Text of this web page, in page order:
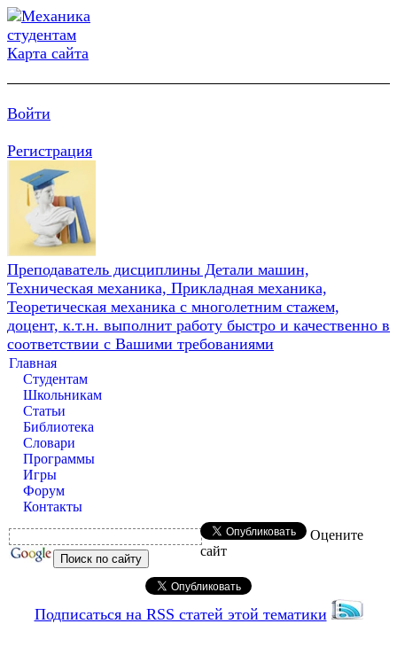
Карта сайта
Войти
Регистрация
Преподаватель дисциплины Детали машин,
Техническая механика, Прикладная механика,
Теоретическая механика с многолетним стажем,
доцент, к.т.н. выполнит работу быстро и качественно в
соответствии с Вашими требованиями
Главная
Студентам
Школьникам
Статьи
Библиотека
Словари
Программы
Игры
Форум
Контакты
Оцените
сайт
Подписаться на RSS статей этой тематики